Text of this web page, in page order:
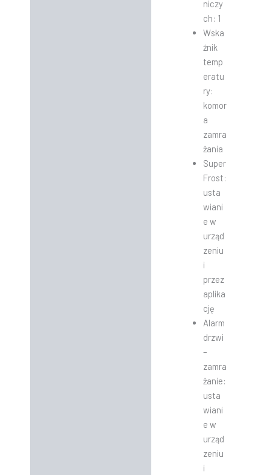
niczy
ch: 1
Wska
źnik
temp
eratu
ry:
komor
a
zamra
żania
Super
Frost:
usta
wiani
e w
urząd
zeniu
i
przez
aplika
cję
Alarm
drzwi
–
zamra
żanie:
usta
wiani
e w
urząd
zeniu
i